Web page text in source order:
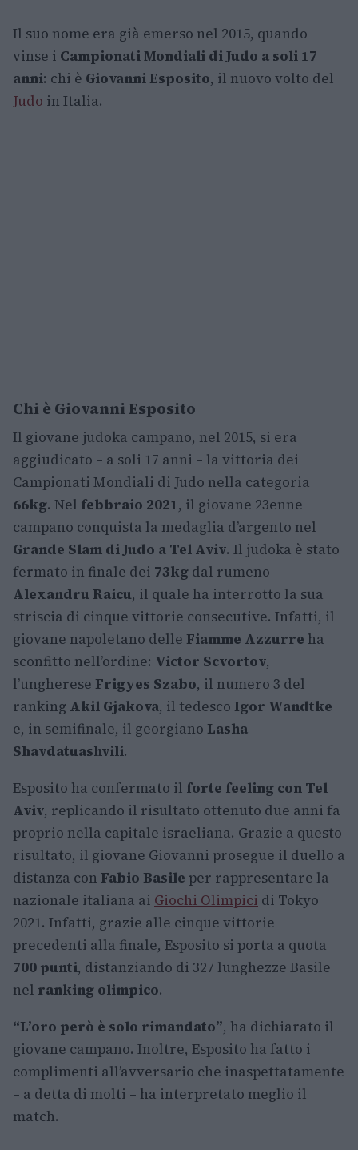
Il suo nome era già emerso nel 2015, quando
vinse i Campionati Mondiali di Judo a soli 17
anni: chi è Giovanni Esposito, il nuovo volto del
Judo in Italia.
Chi è Giovanni Esposito
Il giovane judoka campano, nel 2015, si era
aggiudicato – a soli 17 anni – la vittoria dei
Campionati Mondiali di Judo nella categoria
66kg. Nel febbraio 2021, il giovane 23enne
campano conquista la medaglia d’argento nel
Grande Slam di Judo a Tel Aviv. Il judoka è stato
fermato in finale dei 73kg dal rumeno
Alexandru Raicu, il quale ha interrotto la sua
striscia di cinque vittorie consecutive. Infatti, il
giovane napoletano delle Fiamme Azzurre ha
sconfitto nell’ordine: Victor Scvortov,
l’ungherese Frigyes Szabo, il numero 3 del
ranking Akil Gjakova, il tedesco Igor Wandtke
e, in semifinale, il georgiano Lasha
Shavdatuashvili.
Esposito ha confermato il forte feeling con Tel
Aviv, replicando il risultato ottenuto due anni fa
proprio nella capitale israeliana. Grazie a questo
risultato, il giovane Giovanni prosegue il duello a
distanza con Fabio Basile per rappresentare la
nazionale italiana ai Giochi Olimpici di Tokyo
2021. Infatti, grazie alle cinque vittorie
precedenti alla finale, Esposito si porta a quota
700 punti, distanziando di 327 lunghezze Basile
nel ranking olimpico.
“L’oro però è solo rimandato”, ha dichiarato il
giovane campano. Inoltre, Esposito ha fatto i
complimenti all’avversario che inaspettatamente
– a detta di molti – ha interpretato meglio il
match.